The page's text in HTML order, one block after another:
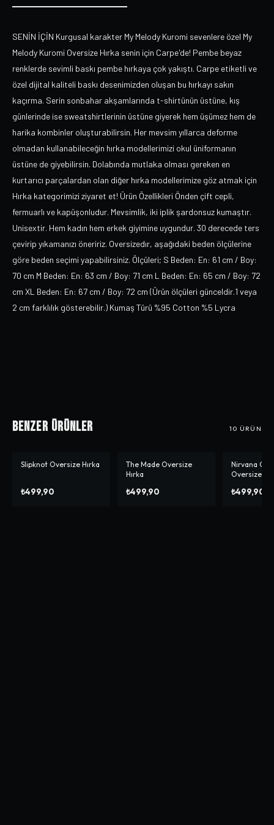
SENİN İÇİN Kurgusal karakter My Melody Kuromi sevenlere özel My
Melody Kuromi Oversize Hırka senin için Carpe'de! Pembe beyaz
renklerde sevimli baskı pembe hırkaya çok yakıştı. Carpe etiketli ve
özel dijital kaliteli baskı desenimizden oluşan bu hırkayı sakın
kaçırma. Serin sonbahar akşamlarında t-shirtünün üstüne, kış
günlerinde ise sweatshirtlerinin üstüne giyerek hem üşümez hem de
harika kombinler oluşturabilirsin. Her mevsim yıllarca deforme
olmadan kullanabileceğin hırka modellerimizi okul üniformanın
üstüne de giyebilirsin. Dolabında mutlaka olması gereken en
kurtarıcı parçalardan olan diğer hırka modellerimize göz atmak için
Hırka kategorimizi ziyaret et! Ürün Özellikleri Önden çift cepli,
fermuarlı ve kapüşonludur. Mevsimlik, iki iplik şardonsuz kumaştır.
Unisextir. Hem kadın hem erkek giyimine uygundur. 30 derecede ters
çevirip yıkamanızı öneririz. Oversizedır, aşağıdaki beden ölçülerine
göre beden seçimi yapabilirsiniz. Ölçüleri; S Beden: En: 61 cm / Boy:
70 cm M Beden: En: 63 cm / Boy: 71 cm L Beden: En: 65 cm / Boy: 72
cm XL Beden: En: 67 cm / Boy: 72 cm (Ürün ölçüleri günceldir.1 veya
2 cm farklılık gösterebilir.) Kumaş Türü %95 Cotton %5 Lycra
Benzer Ürünler 10 ÜRÜN
Slipknot Oversize Hırka
₺499,90
The Made Oversize
Hırka
₺499,90
Nirvana
Oversize
₺499,90